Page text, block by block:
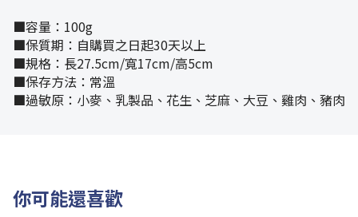
■容量：100g
■保質期：自購買之日起30天以上
■規格：長27.5cm/寬17cm/高5cm
■保存方法：常溫
■過敏原：小麥、乳製品、花生、芝麻、大豆、雞肉、豬肉
你可能還喜歡